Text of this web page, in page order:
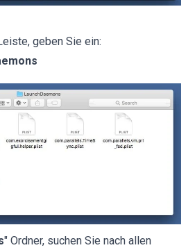
geben Sie ein:
" Ordner, suchen Sie nach allen